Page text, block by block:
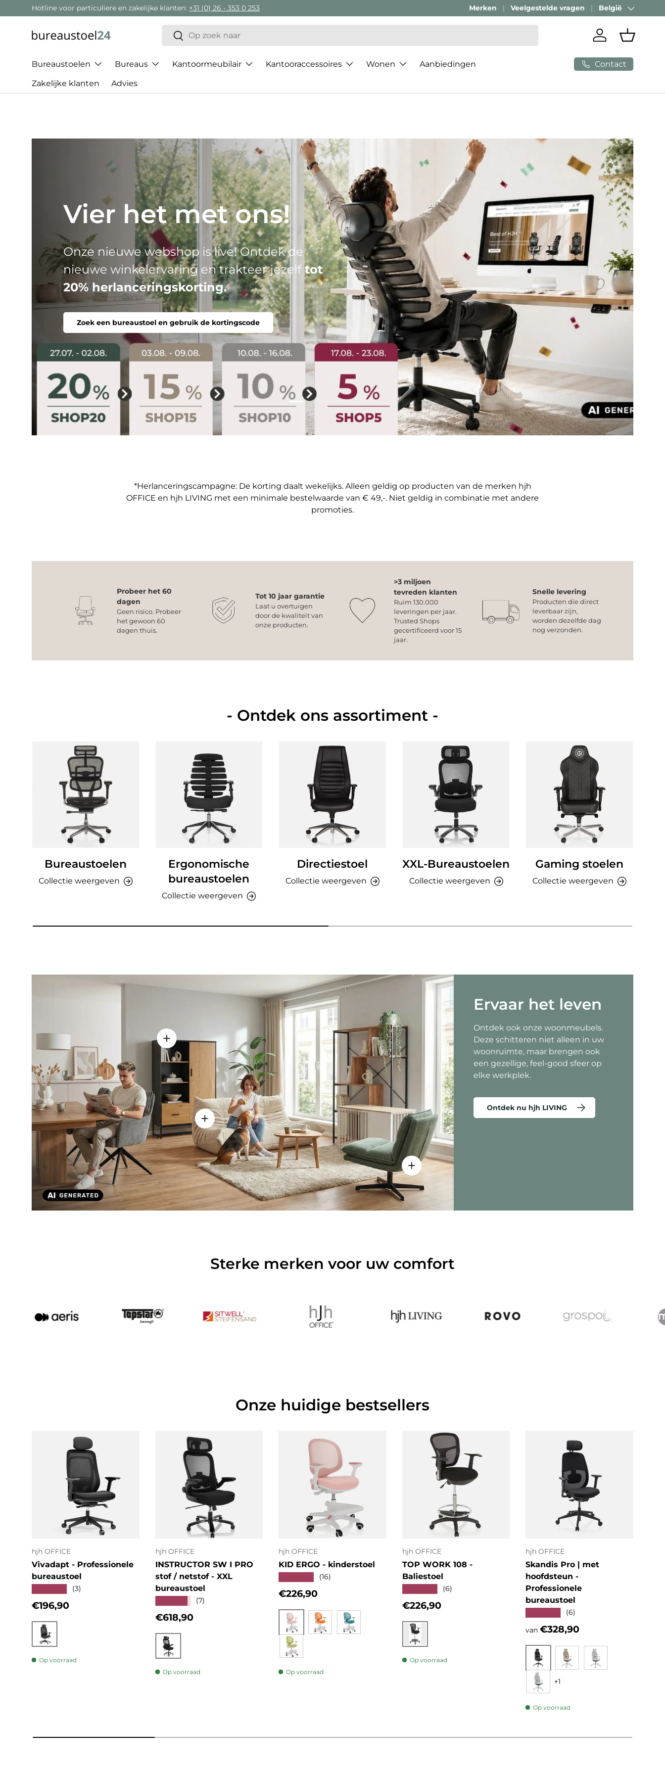
Ga naar inhoud
Hotline voor particuliere en zakelijke klanten: +31 (0) 26 - 353 0 253 Merken Veelgestelde vragen Land/Regio
België
Zoeken
Zoeken
InloggenMandje
Bureaustoelen Bureaus Kantoormeubilair Kantooraccessoires Wonen Aanbiedingen
Zakelijke klanten Advies
Contact
Het beste van
HJH
Drie productlijnen, één doel: jouw perfecte
stoel. Ergonomisch, comfortabel, individueel.
Zoek een bureaustoel
Dia laden 1 van 4
Dia laden 2 van 4
Dia laden 3 van 4
Dia laden 4 van 4
*Herlanceringscampagne: De korting daalt wekelijks. Alleen geldig op producten van de merken hjh
OFFICE en hjh LIVING met een minimale bestelwaarde van € 49,-. Niet geldig in combinatie met andere
promoties.
Probeer het 60
dagen
Geen risico. Probeer
het gewoon 60
dagen thuis.
Tot 10 jaar garantie
Laat u overtuigen
door de kwaliteit van
onze producten.
>3 miljoen
tevreden klanten
Ruim 130.000
leveringen per jaar.
Trusted Shops
gecertificeerd voor 15
jaar.
Snelle levering
Producten die direct
leverbaar zijn,
worden dezelfde dag
nog verzonden.
- Ontdek ons assortiment -
Bureaustoelen
Collectie weergeven
Ergonomische
bureaustoelen
Collectie weergeven
Directiestoel
Collectie weergeven
XXL-Bureaustoelen
Collectie weergeven
Gaming stoelen
Collectie weergeven
Details weergeven - Criss-Cross 20 - Lounge stoel
Details weergeven - AMIO H - Kantoorkast
Details weergeven - Sitzolo 2 - Lounge stoel
Ervaar het leven
Ontdek ook onze woonmeubels.
Deze schitteren niet alleen in uw
woonruimte, maar brengen ook
een gezellige, feel-good sfeer op
elke werkplek.
Ontdek nu hjh LIVING
Sterke merken voor uw comfort
Onze huidige bestsellers
hjh OFFICE
Vivadapt - Professionele
bureaustoel
(3)
Reguliere prijs
€196,90
Zwart
Op voorraad
Toevoegen aan
winkelwagen
hjh OFFICE
INSTRUCTOR SW I PRO
stof / netstof - XXL
bureaustoel
(7)
Reguliere prijs
€618,90
Zwart
Op voorraad
Toevoegen aan
winkelwagen
hjh OFFICE
KID ERGO - kinderstoel
(16)
Reguliere prijs
€226,90
Roze Oranje Blauw
Groen
Op voorraad
Kies mogelijkheden
hjh OFFICE
TOP WORK 108 -
Baliestoel
(6)
Reguliere prijs
€226,90
Zwart
Op voorraad
Toevoegen aan
winkelwagen
hjh OFFICE
Skandis Pro | met
hoofdsteun -
Professionele
bureaustoel
(6)
van Reguliere prijs
€328,90
Zwart Beige Grijs
Mint
+1
Op voorraad
Kies mogelijkheden